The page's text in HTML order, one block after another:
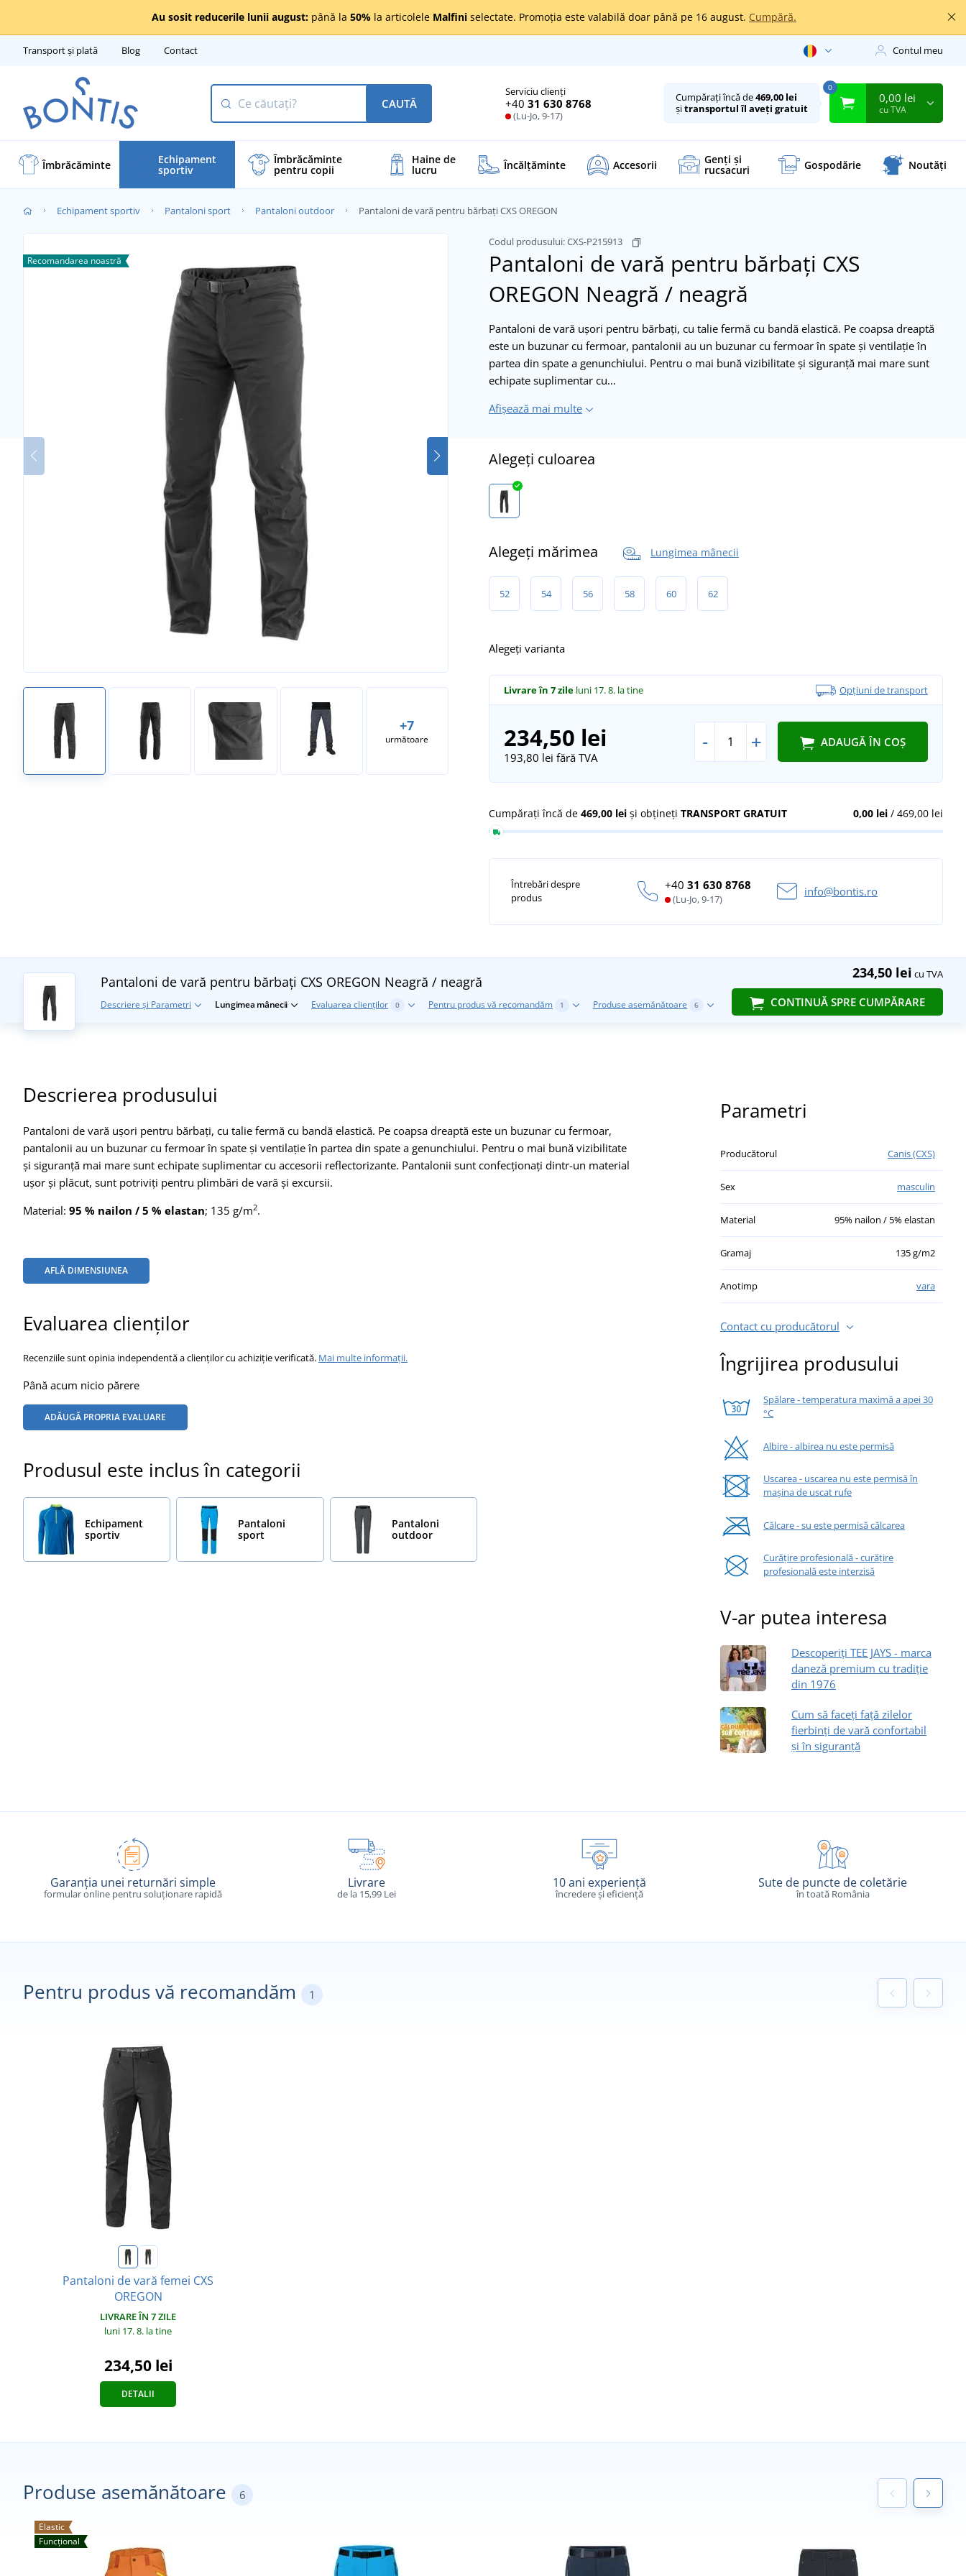
Au sosit reducerile lunii august: până la 50% la articolele Malfini selectate. Promoția este valabilă doar până pe 16 august. Cumpără.
Transport și plată Blog Contact Contul meu
Serviciu clienți
+40 31 630 8768
(Lu-Jo, 9-17)
CAUTĂ Cumpărați încă de469,00 lei
șitransportul îl aveți gratuit
0
0,00 lei
cu TVA
Îmbrăcăminte Echipament
sportiv
Îmbrăcăminte
pentru copii
Haine de
lucru Încălţăminte Accesorii Genți și
rucsacuri Gospodărie Noutăți
Echipament sportiv Pantaloni sport Pantaloni outdoor Pantaloni de vară pentru bărbați CXS OREGON
Codul produsului:CXS-P215913
Pantaloni de vară pentru bărbați CXS
OREGON Neagră / neagră
+7
următoare
Recomandarea noastră
Pantaloni de vară ușori pentru bărbați, cu talie fermă cu bandă elastică. Pe coapsa dreaptă
este un buzunar cu fermoar, pantalonii au un buzunar cu fermoar în spate și ventilație în
partea din spate a genunchiului. Pentru o mai bună vizibilitate și siguranță mai mare sunt
echipate suplimentar cu…
Afișează mai multe
Alegeți culoarea
Alegeți mărimea Lungimea mânecii
52 54 56 58 60 62
Alegeți varianta
Livrare în 7 zile luni 17. 8. la tine Opțiuni de transport
234,50 lei
193,80 lei fără TVA
- + ADAUGĂ ÎN COȘ
0,00 lei/ 469,00 lei
Cumpărați încă de 469,00 lei și obțineți TRANSPORT GRATUIT
Întrebări despre
produs
+40 31 630 8768
(Lu-Jo, 9-17)
info@bontis.ro
234,50 lei cu TVA
CONTINUĂ SPRE CUMPĂRARE
Pantaloni de vară pentru bărbați CXS OREGON Neagră / neagră
Descriere și Parametri Lungimea mânecii Evaluarea clienților 0 Pentru produs vă recomandăm 1 Produse asemănătoare 6
Descrierea produsului
Pantaloni de vară ușori pentru bărbați, cu talie fermă cu bandă elastică. Pe coapsa dreaptă este un buzunar cu fermoar,
pantalonii au un buzunar cu fermoar în spate și ventilație în partea din spate a genunchiului. Pentru o mai bună vizibilitate
și siguranță mai mare sunt echipate suplimentar cu accesorii reflectorizante. Pantalonii sunt confecționați dintr-un material
ușor și plăcut, sunt potriviți pentru plimbări de vară și excursii.
Material: 95 % nailon / 5 % elastan; 135 g/m2.
AFLĂ DIMENSIUNEA
Evaluarea clienților
Recenziile sunt opinia independentă a clienților cu achiziție verificată. Mai multe informații.
Până acum nicio părere
ADĂUGĂ PROPRIA EVALUARE
Produsul este inclus în categorii
Echipament
sportiv
Pantaloni
sport
Pantaloni
outdoor
Parametri
Producătorul Canis (CXS)
Sex masculin
Material 95% nailon / 5% elastan
Gramaj 135 g/m2
Anotimp vara
Contact cu producătorul
Îngrijirea produsului
Spălare - temperatura maximă a apei 30
°C
Albire - albirea nu este permisă
Uscarea - uscarea nu este permisă în
mașina de uscat rufe
Călcare - su este permisă călcarea
Curățire profesională - curățire
profesională este interzisă
V-ar putea interesa
Descoperiți TEE JAYS - marca
daneză premium cu tradiție
din 1976
Cum să faceți față zilelor
fierbinți de vară confortabil
și în siguranță
Garanția unei returnări simple
formular online pentru soluționare rapidă
Livrare
de la 15,99 Lei
10 ani experiență
încredere și eficiență
Sute de puncte de coletărie
în toată România
Pentru produs vă recomandăm 1
Pantaloni de vară femei CXS
OREGON
LIVRARE ÎN 7 ZILE
luni 17. 8. la tine
234,50 lei
DETALII
Produse asemănătoare 6
Elastic
Funcțional